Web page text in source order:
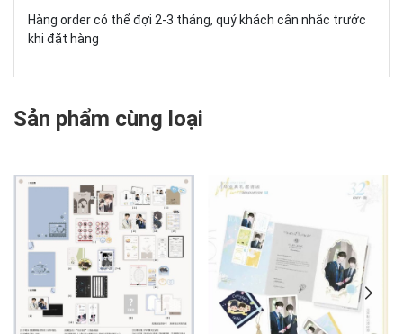
Hàng order có thể đợi 2-3 tháng, quý khách cân nhắc trước
khi đặt hàng
Sản phẩm cùng loại